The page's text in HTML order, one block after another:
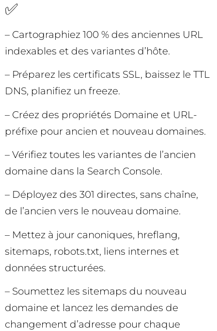
✅
– Cartographiez 100 % des anciennes URL
indexables et des variantes d’hôte.
– Préparez les certificats SSL, baissez le TTL
DNS, planifiez un freeze.
– Créez des propriétés Domaine et URL-
préfixe pour ancien et nouveau domaines.
– Vérifiez toutes les variantes de l’ancien
domaine dans la Search Console.
– Déployez des 301 directes, sans chaîne,
de l’ancien vers le nouveau domaine.
– Mettez à jour canoniques, hreflang,
sitemaps, robots.txt, liens internes et
données structurées.
– Soumettez les sitemaps du nouveau
domaine et lancez les demandes de
changement d’adresse pour chaque